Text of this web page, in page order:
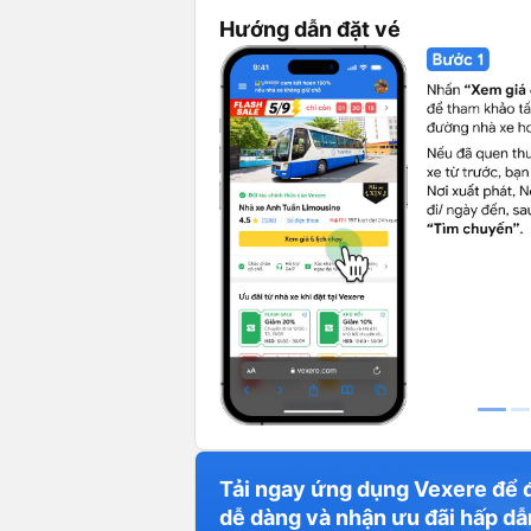
Hướng dẫn đặt vé
Tải ngay ứng dụng Vexere để
dễ dàng và nhận ưu đãi hấp